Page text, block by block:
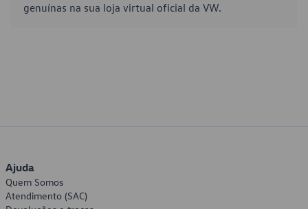
genuínas na sua loja virtual oficial da VW.
Ajuda
Quem Somos
Atendimento (SAC)